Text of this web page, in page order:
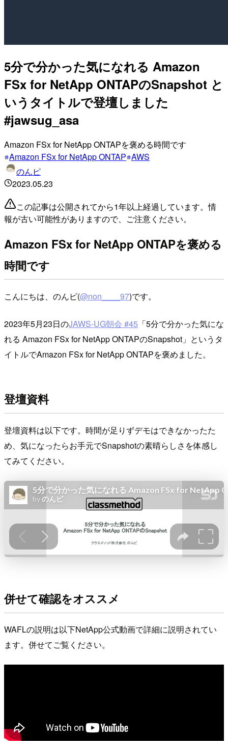
5分で分かった気になれる Amazon
FSx for NetApp ONTAPのSnapshot と
いうタイトルで登壇しました
#jawsug_asa
Amazon FSx for NetApp ONTAPを褒める時間です
Amazon FSx for NetApp ONTAP AWS
のんピ
2023.05.23
この記事は公開されてから1年以上経過しています。情
報が古い可能性がありますので、ご注意ください。
Amazon FSx for NetApp ONTAPを褒める
時間です
こんにちは、のんピ(@non____97)です。
2023年5月23日のJAWS-UG朝会 #45 「5分で分かった気にな
れる Amazon FSx for NetApp ONTAPのSnapshot」というタ
イトルでAmazon FSx for NetApp ONTAPを褒めました。
登壇資料
登壇資料は以下です。時間が足りずデモはできなかったた
め、気になったらお手元でSnapshotの素晴らしさを体感し
てみてください。
併せて確認をオススメ
WAFLの説明は以下NetApp公式動画で詳細に説明されてい
ます。併せてご覧ください。